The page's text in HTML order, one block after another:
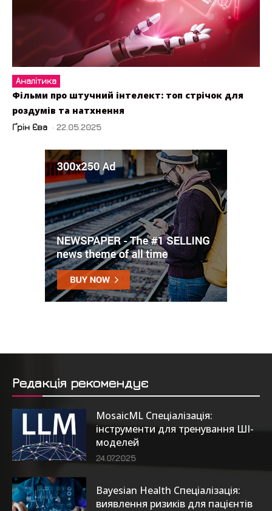
Аналітика
Фільми про штучний інтелект: топ стрічок для
роздумів та натхнення
Ґрін Єва - 22.05.2025
Редакція рекомендує
MosaicML Спеціалізація:
інструменти для тренування ШІ-
моделей
24.07.2025
Bayesian Health Спеціалізація:
виявлення ризиків для пацієнтів